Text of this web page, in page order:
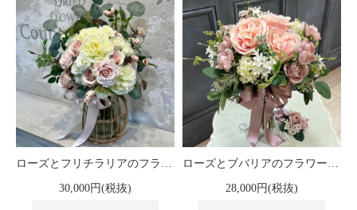
ローズとフリチラリアのフラワーブーケ
30,000円(税抜)
ローズとブバリアのフラワーブーケ
28,000円(税抜)